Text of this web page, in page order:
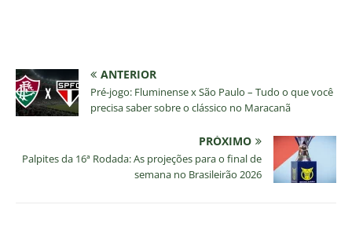
ANTERIOR
Pré-jogo: Fluminense x São Paulo – Tudo o que você
precisa saber sobre o clássico no Maracanã
PRÓXIMO
Palpites da 16ª Rodada: As projeções para o final de
semana no Brasileirão 2026